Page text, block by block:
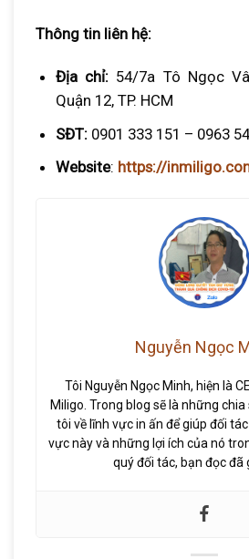
Thông tin liên hệ:
Địa chỉ: 54/7a Tô Ngọc
Quận 12, TP. HCM
SĐT:0901 333 151 – 0963
Website: https://
Nguyễn Ngọc
Tôi Nguyễn Ngọc Minh, hiện là
Miligo. Trong blog sẽ là những
tôi về lĩnh vực in ấn để giúp đối
vực này và những lợi ích của nó
quý đối tác, bạn đọc đã